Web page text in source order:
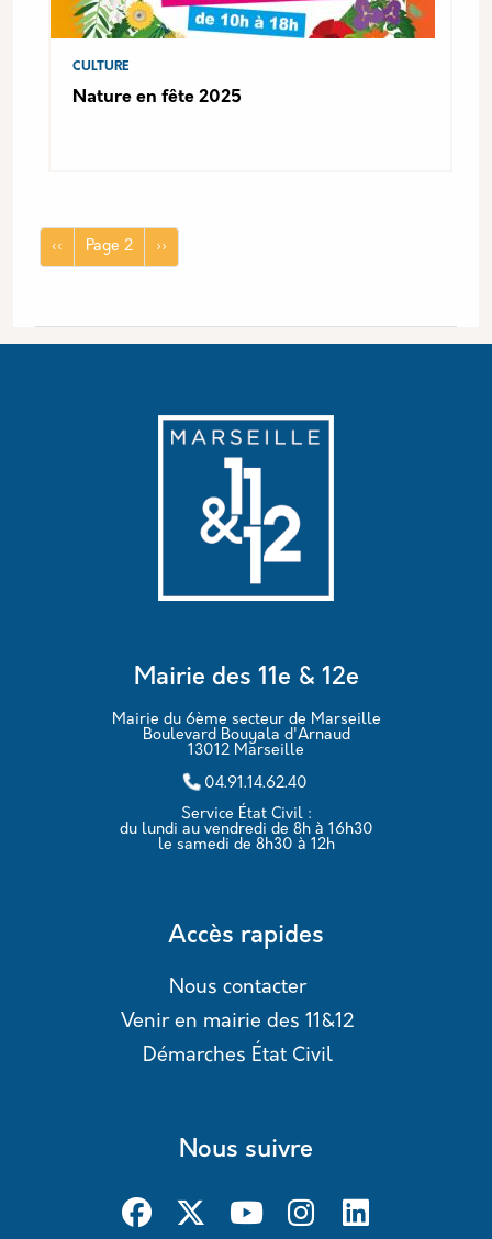
CULTURE
Nature en fête 2025
Pagination
Page précédente
‹‹ Page 2 Page suivante
››
Mairie des 11e & 12e
Mairie du 6ème secteur de Marseille
Boulevard Bouyala d'Arnaud
13012 Marseille
04.91.14.62.40
Service État Civil :
du lundi au vendredi de 8h à 16h30
le samedi de 8h30 à 12h
Accès rapides
Nous contacter
Venir en mairie des 11&12
Démarches État Civil
Nous suivre